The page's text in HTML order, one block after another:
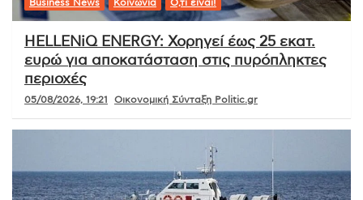
Business News Κοινωνία Ό,τι είναι!
HELLENiQ ENERGY: Χορηγεί έως 25 εκατ.
ευρώ για αποκατάσταση στις πυρόπληκτες
περιοχές
05/08/2026, 19:21 Οικονομική Σύνταξη Politic.gr